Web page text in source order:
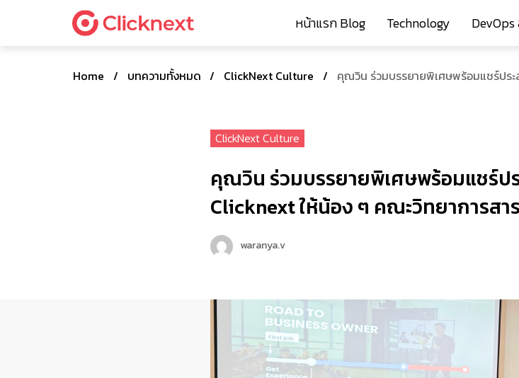
หน้าแรก Blog Technology
Home / บทความทั้งหมด / ClickNext Culture / คุณวิน ร่วมบรรยายพิเศษพร้อมแชร์ปร
ClickNext Culture
คุณวิน ร่วมบรรยายพิเศษพร้อมแชร์ป
Clicknext ให้น้อง ๆ คณะวิทยาการสา
waranya.v